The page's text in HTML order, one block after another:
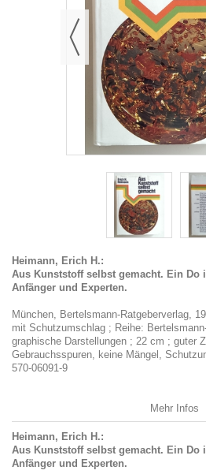
Heimann, Erich H.:
Aus Kunststoff selbst gemacht. Ein Do
Anfänger und Experten.
München, Bertelsmann-Ratgeberverlag,
mit Schutzumschlag ; Reihe:
graphische Darstellungen ; 22 cm ; guter
Gebrauchsspuren, keine Mängel,
570-06091-9
Mehr Infos
Heimann, Erich H.:
Aus Kunststoff selbst gemacht. Ein Do
Anfänger und Experten.